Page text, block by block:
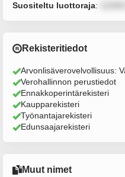
Suositeltu luottoraja:
Rekisteritiedot
Arvonlisäverovelvollisuus:
Verohallinnon perustiedot
Ennakkoperintärekisteri
Kaupparekisteri
Työnantajarekisteri
Edunsaajarekisteri
Muut nimet